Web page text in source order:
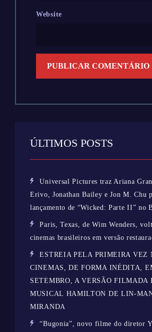
Website
ÚLTIMOS POSTS
Universal Pictures traz Ariana
Erivo, Jonathan Bailey e Jon M. Chu
lançamento de “Wicked: Parte II” no
Paris, Texas, de Wim Wenders,
cinemas brasileiros em versão
ESTREIA PELA PRIMEIRA VEZ
CINEMAS, DE FORMA INÉDITA,
SETEMBRO, A VERSÃO FILMADA
MUSICAL HAMILTON DE LIN-
MIRANDA
“Bugonia”, novo filme do diretor